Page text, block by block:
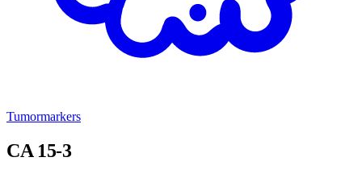
Tumormarkers
CA 15-3